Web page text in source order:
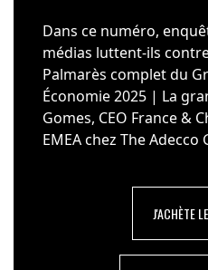
Dans ce numéro,
médias luttent-ils
Palmarès complet du
Économie 2025 | La
Gomes, CEO France &
EMEA chez The Adecco
J'ACHÈTE